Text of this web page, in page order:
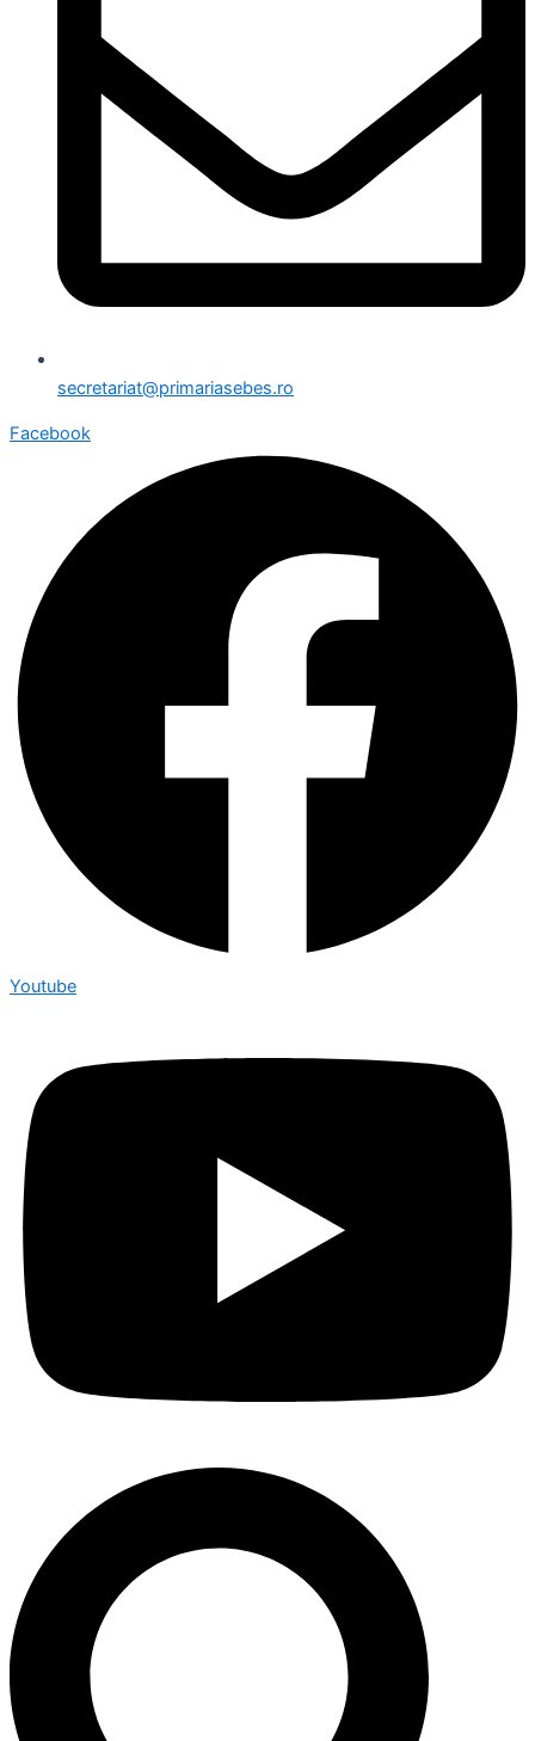
secretariat@primariasebes.ro
Facebook
Youtube